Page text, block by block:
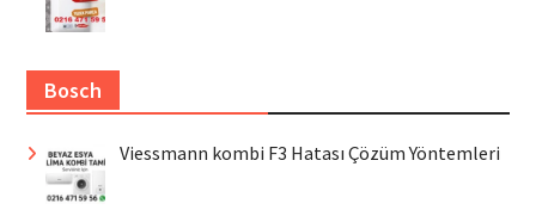
Bosch
Viessmann kombi F3 Hatası Çözüm Yöntemleri